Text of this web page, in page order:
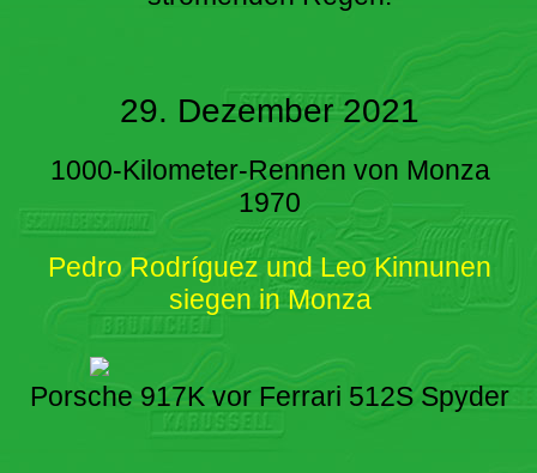
29. Dezember 2021
1000-Kilometer-Rennen von Monza
1970
Pedro Rodríguez und Leo Kinnunen
siegen in Monza
Porsche 917K vor Ferrari 512S Spyder